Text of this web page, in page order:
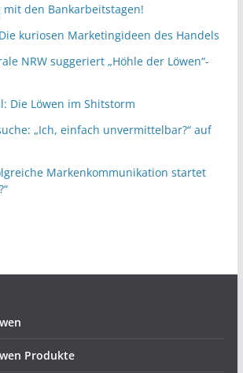
mit den Bankarbeitstagen!
kuriosen Marketingideen des Handels
NRW suggeriert „Höhle der Löwen“-
Die Löwen im Shitstorm
„Ich, einfach unvermittelbar?“ auf
Markenkommunikation startet
Produkte